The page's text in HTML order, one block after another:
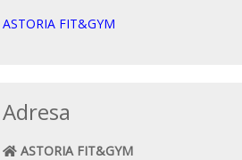
ASTORIA FIT&GYM
Adresa
ASTORIA FIT&GYM